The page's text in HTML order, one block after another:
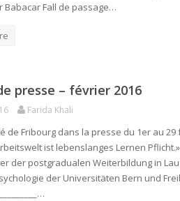
Babacar Fall de passage…
presse – février 2016
Farida Khali
de Fribourg dans la presse du 1er au
ist lebenslanges Lernen
der postgradualen Weiterbildung in
der Universitäten Bern und